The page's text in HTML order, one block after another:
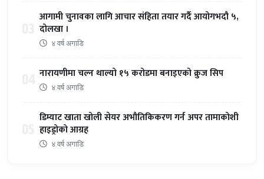
आगामी चुनावका लागि आचार संहिता तयार गर्दै आयोगभदौ ५,
दोलखा ।
४ वर्ष अगाडि
नारायणीमा चल्न थाल्यो १५ करोडमा बनाइएको क्रुज सिप
४ वर्ष अगाडि
डिम्याट खाता खोली सेयर अभौतिकिकरण गर्न अपर तामाकोशी
हाइड्रोको आग्रह
४ वर्ष अगाडि